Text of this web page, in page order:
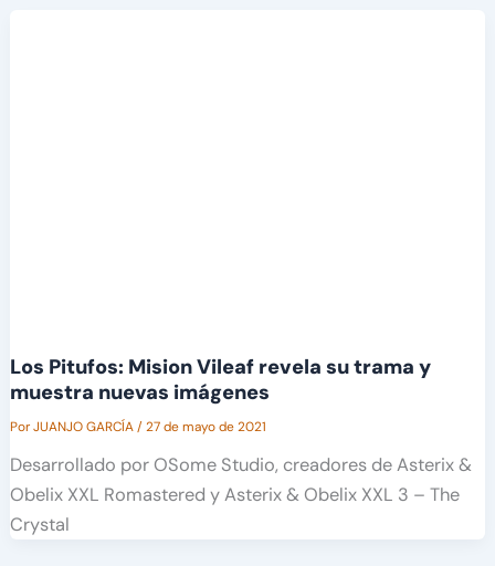
Los Pitufos: Mision Vileaf revela su trama y
muestra nuevas imágenes
PorJUANJO GARCÍA/27 de mayo de 2021
Desarrollado por OSome Studio, creadores de Asterix &
Obelix XXL Romastered y Asterix & Obelix XXL 3 – The
Crystal